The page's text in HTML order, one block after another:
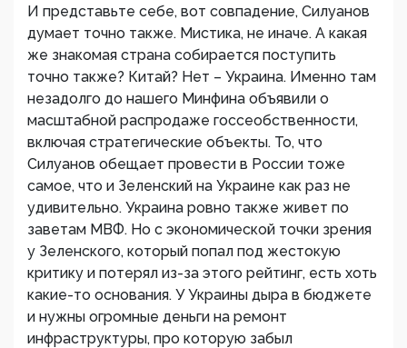
И представьте себе, вот совпадение, Силуанов
думает точно также. Мистика, не иначе. А какая
же знакомая страна собирается поступить
точно также? Китай? Нет – Украина. Именно там
незадолго до нашего Минфина объявили о
масштабной распродаже госсеобственности,
включая стратегические объекты. То, что
Силуанов обещает провести в России тоже
самое, что и Зеленский на Украине как раз не
удивительно. Украина ровно также живет по
заветам МВФ. Но с экономической точки зрения
у Зеленского, который попал под жестокую
критику и потерял из-за этого рейтинг, есть хоть
какие-то основания. У Украины дыра в бюджете
и нужны огромные деньги на ремонт
инфраструктуры, про которую забыл